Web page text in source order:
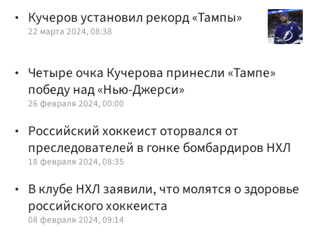
Кучеров установил рекорд «Тампы»
22 марта 2024, 08:38
Четыре очка Кучерова принесли «Тампе»
победу над «Нью-Джерси»
26 февраля 2024, 00:00
Российский хоккеист оторвался от
преследователей в гонке бомбардиров НХЛ
18 февраля 2024, 08:35
В клубе НХЛ заявили, что молятся о здоровье
российского хоккеиста
08 февраля 2024, 09:14